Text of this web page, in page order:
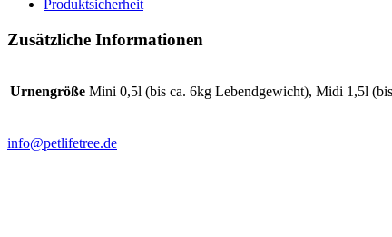
Produktsicherheit
Zusätzliche Informationen
Urnengröße Mini 0,5l (bis ca. 6kg Lebendgewicht), Midi 1,5l
info@petlifetree.de